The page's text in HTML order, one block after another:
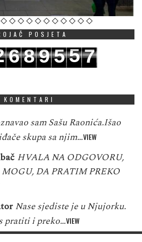
POSJETA
689557
KOMENTARI
sam Sašu Raonića.Išao
skupa sa njim…VIEW
HVALA NA ODGOVORU,
DA PRATIM PREKO
Nase sjediste je u Njujorku.
pratiti i preko…VIEW